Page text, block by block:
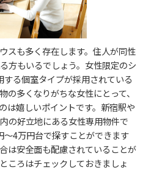
スも多く存在します。住人が同性
方もいるでしょう。女性限定のシ
る個室タイプが採用されている
多くなりがちな女性にとって、
は嬉しいポイントです。新宿駅や
の好立地にある女性専用物件で
4万円台で探すことができます
は安全面も配慮されていることが
ころはチェックしておきましょ